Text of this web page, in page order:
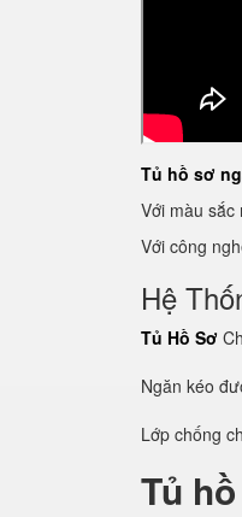
Tủ hồ sơ
Với màu sắc
Với công
Hệ
Tủ Hồ Sơ
Ngăn kéo
Lớp chống
Tủ